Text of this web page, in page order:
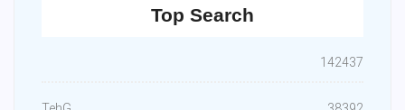
Top Search
142437